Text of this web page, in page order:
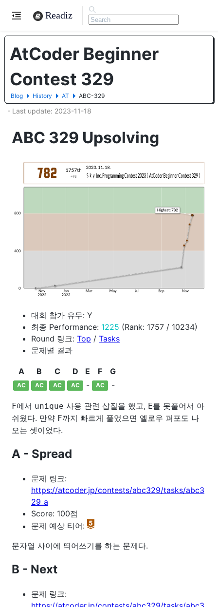
Readiz
AtCoder Beginner
Contest 329
Blog History AT ABC-329
- Last update: 2023-11-18
ABC 329 Upsolving
대회 참가 유무: Y
최종 Performance: 1225 (Rank: 1757 / 10234)
Round 링크: Top / Tasks
문제별 결과
A B C D E F G
AC AC AC AC - AC -
F에서 unique 사용 관련 삽질을 했고, E를 못풀어서 아
쉬웠다. 만약 F까지 빠르게 풀었으면 옐로우 퍼포도 나
오는 셋이었다.
A - Spread
문제 링크:
https://atcoder.jp/contests/abc329/tasks/abc3
29_a
Score: 100점
문제 예상 티어:
문자열 사이에 띄어쓰기를 하는 문제다.
B - Next
문제 링크: